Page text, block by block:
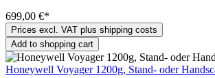
699,00 €*
Prices excl. VAT plus shipping costs
Add to shopping cart
Honeywell Voyager 1200g, Stand- oder